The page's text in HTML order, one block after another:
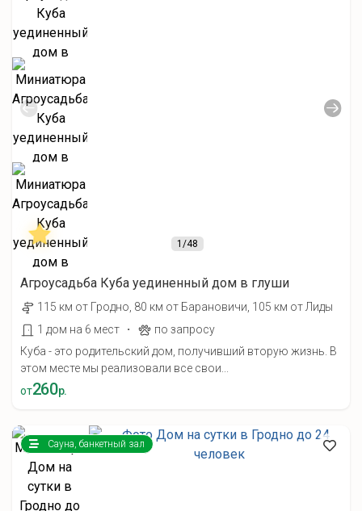
1/48
Агроусадьба Куба уединенный дом в глуши
115 км от Гродно, 80 км от Барановичи, 105 км от Лиды
1 дом на 6 мест
·
по запросу
Куба - это родительский дом, получивший вторую жизнь. В
этом месте мы реализовали все свои...
от260р.
Сауна, банкетный зал